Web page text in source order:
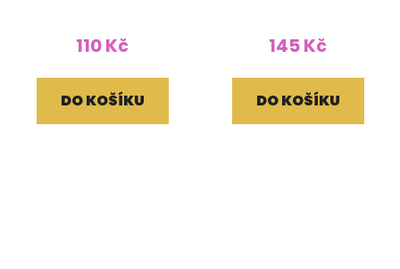
110 Kč
DO KOŠÍKU
145 Kč
DO KOŠÍKU